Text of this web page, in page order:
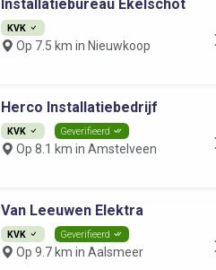
Installatiebureau Ekelschot
KVK
Op 7.5 km in Nieuwkoop
Herco Installatiebedrijf
KVK Geverifieerd
Op 8.1 km in Amstelveen
Van Leeuwen Elektra
KVK Geverifieerd
Op 9.7 km in Aalsmeer